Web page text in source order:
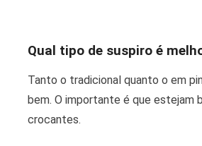
Qual tipo de suspiro é
Tanto o tradicional quanto o em
bem. O importante é que estejam
crocantes.